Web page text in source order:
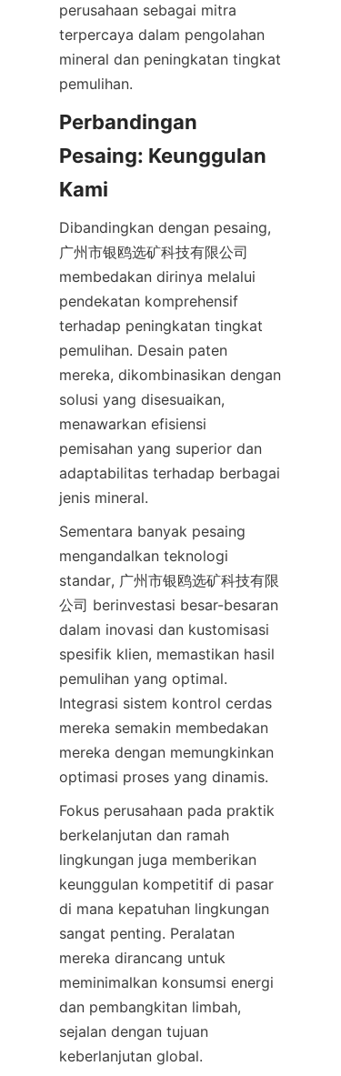
perusahaan sebagai mitra
terpercaya dalam pengolahan
mineral dan peningkatan tingkat
pemulihan.
Perbandingan
Pesaing: Keunggulan
Kami
Dibandingkan dengan pesaing,
广州市银鸥选矿科技有限公司
membedakan dirinya melalui
pendekatan komprehensif
terhadap peningkatan tingkat
pemulihan. Desain paten
mereka, dikombinasikan dengan
solusi yang disesuaikan,
menawarkan efisiensi
pemisahan yang superior dan
adaptabilitas terhadap berbagai
jenis mineral.
Sementara banyak pesaing
mengandalkan teknologi
standar, 广州市银鸥选矿科技有限
公司 berinvestasi besar-besaran
dalam inovasi dan kustomisasi
spesifik klien, memastikan hasil
pemulihan yang optimal.
Integrasi sistem kontrol cerdas
mereka semakin membedakan
mereka dengan memungkinkan
optimasi proses yang dinamis.
Fokus perusahaan pada praktik
berkelanjutan dan ramah
lingkungan juga memberikan
keunggulan kompetitif di pasar
di mana kepatuhan lingkungan
sangat penting. Peralatan
mereka dirancang untuk
meminimalkan konsumsi energi
dan pembangkitan limbah,
sejalan dengan tujuan
keberlanjutan global.